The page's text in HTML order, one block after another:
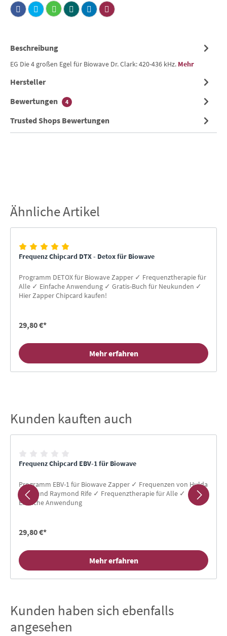
Beschreibung
EG Die 4 großen Egel für Biowave Dr. Clark: 420-436 kHz. Mehr
Hersteller
Bewertungen
4
Trusted Shops Bewertungen
Produktgalerie überspringen
Ähnliche Artikel
Frequenz Chipcard DTX - Detox für Biowave
Programm DETOX für Biowave Zapper ✓ Frequenztherapie für
Alle ✓ Einfache Anwendung ✓ Gratis-Buch für Neukunden ✓
Hier Zapper Chipcard kaufen!
29,80 €*
Mehr erfahren
Produktgalerie überspringen
Kunden kauften auch
Frequenz Chipcard EBV-1 für Biowave
Programm EBV-1 für Biowave Zapper ✓ Frequenzen von Hulda
Clark und Raymond Rife ✓ Frequenztherapie für Alle ✓
Einfache Anwendung
29,80 €*
Mehr erfahren
Produktgalerie überspringen
Kunden haben sich ebenfalls
angesehen